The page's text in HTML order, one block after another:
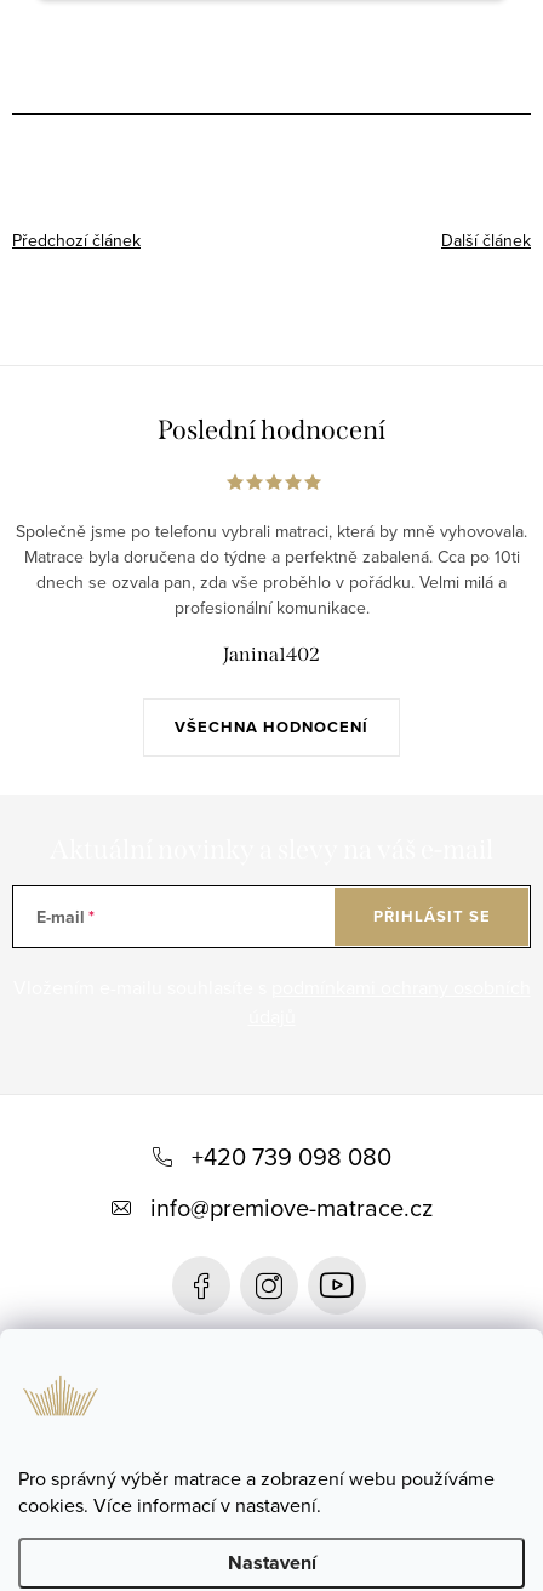
Pro správný výběr matrace a zobrazení webu používáme
cookies. Více informací v nastavení.
Nastavení
Předchozí článek Další článek
Poslední hodnocení
VŠECHNA HODNOCENÍ
Společně jsme po telefonu vybrali matraci, která by mně vyhovovala.
Matrace byla doručena do týdne a perfektně zabalená. Cca po 10ti
dnech se ozvala pan, zda vše proběhlo v pořádku. Velmi milá a
profesionální komunikace.
Janina1402
E-mail PŘIHLÁSIT SE
í
Informace
+420 739 098 080
info@premiove-matrace.cz